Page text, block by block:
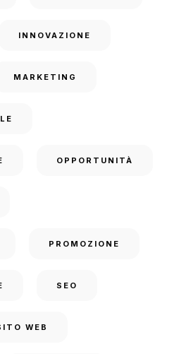
INNOVAZIONE
MARKETING
OPPORTUNITÀ
PROMOZIONE
SEO
WEB